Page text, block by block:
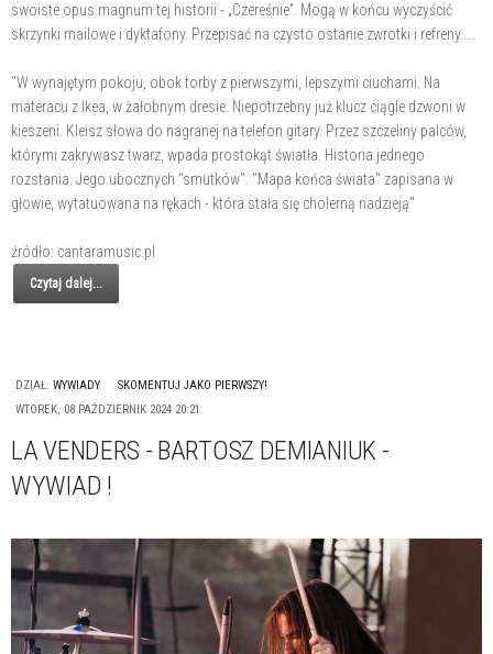
swoiste opus magnum tej historii - „Czereśnie”. Mogą w końcu wyczyścić
skrzynki mailowe i dyktafony. Przepisać na czysto ostanie zwrotki i refreny…..
"W wynajętym pokoju, obok torby z pierwszymi, lepszymi ciuchami. Na
materacu z Ikea, w żałobnym dresie. Niepotrzebny już klucz ciągle dzwoni w
kieszeni. Kleisz słowa do nagranej na telefon gitary. Przez szczeliny palców,
którymi zakrywasz twarz, wpada prostokąt światła. Historia jednego
rozstania. Jego ubocznych "smutków". "Mapa końca świata" zapisana w
głowie, wytatuowana na rękach - która stała się cholerną nadzieją"
źródło: cantaramusic.pl
Czytaj dalej...
DZIAŁ: WYWIADY
SKOMENTUJ JAKO PIERWSZY!
WTOREK, 08 PAŹDZIERNIK 2024 20:21
LA VENDERS - BARTOSZ DEMIANIUK -
WYWIAD !